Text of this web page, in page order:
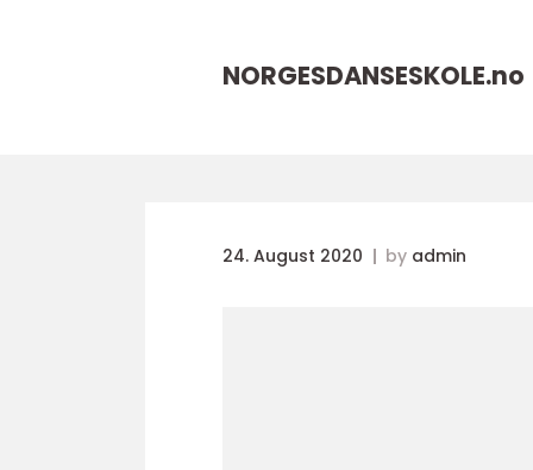
NORGESDANSESKOLE.no
24. August 2020 by admin